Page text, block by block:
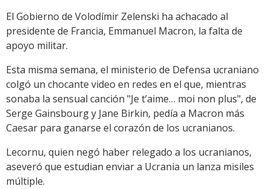
El Gobierno de Volodímir Zelenski ha achacado al
presidente de Francia, Emmanuel Macron, la falta de
apoyo militar.
Esta misma semana, el ministerio de Defensa ucraniano
colgó un chocante video en redes en el que, mientras
sonaba la sensual canción "Je t’aime… moi non plus", de
Serge Gainsbourg y Jane Birkin, pedía a Macron más
Caesar para ganarse el corazón de los ucranianos.
Lecornu, quien negó haber relegado a los ucranianos,
aseveró que estudian enviar a Ucrania un lanza misiles
múltiple.